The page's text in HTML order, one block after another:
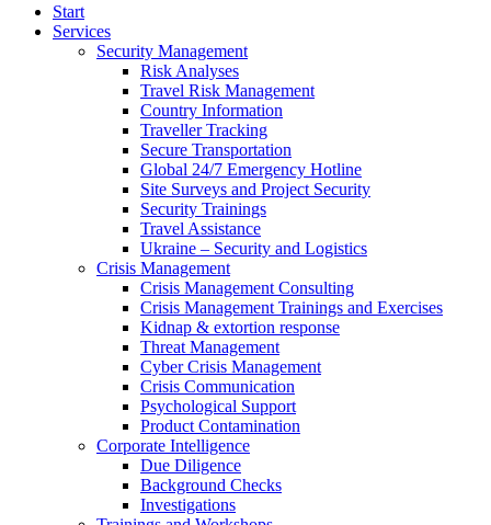
Start
Services
Security Management
Risk Analyses
Travel Risk Management
Country Information
Traveller Tracking
Secure Transportation
Global 24/7 Emergency Hotline
Site Surveys and Project Security
Security Trainings
Travel Assistance
Ukraine – Security and Logistics
Crisis Management
Crisis Management Consulting
Crisis Management Trainings and Exercises
Kidnap & extortion response
Threat Management
Cyber Crisis Management
Crisis Communication
Psychological Support
Product Contamination
Corporate Intelligence
Due Diligence
Background Checks
Investigations